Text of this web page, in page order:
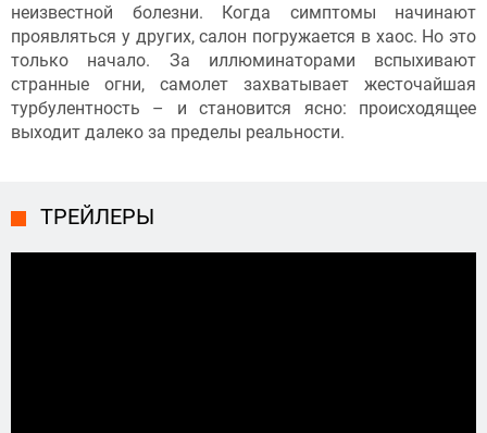
неизвестной болезни. Когда симптомы начинают
проявляться у других, салон погружается в хаос. Но это
только начало. За иллюминаторами вспыхивают
странные огни, самолет захватывает жесточайшая
турбулентность – и становится ясно: происходящее
выходит далеко за пределы реальности.
ТРЕЙЛЕРЫ